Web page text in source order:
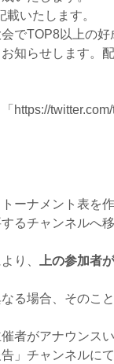
載いたします。
でTOP8以上の
知らせします。
https://
ーナメント表を
るチャンネル
り、
上の参加者
る場合、そのこ
者がアナウンス
」チャンネルに